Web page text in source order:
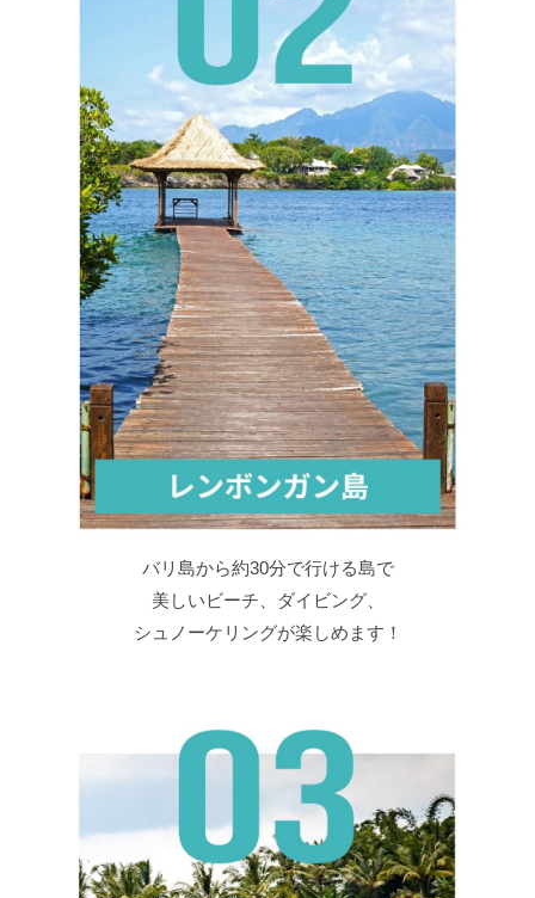
バリ島から約30分で行ける島で
美しいビーチ、ダイビング、
シュノーケリングが楽しめます！